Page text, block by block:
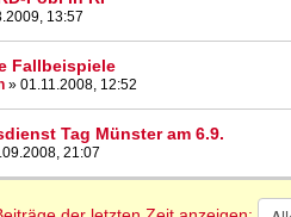
13:57
Fallbeispiele
» 01.11.2008, 12:52
Tag Münster am 6.9.
21:07